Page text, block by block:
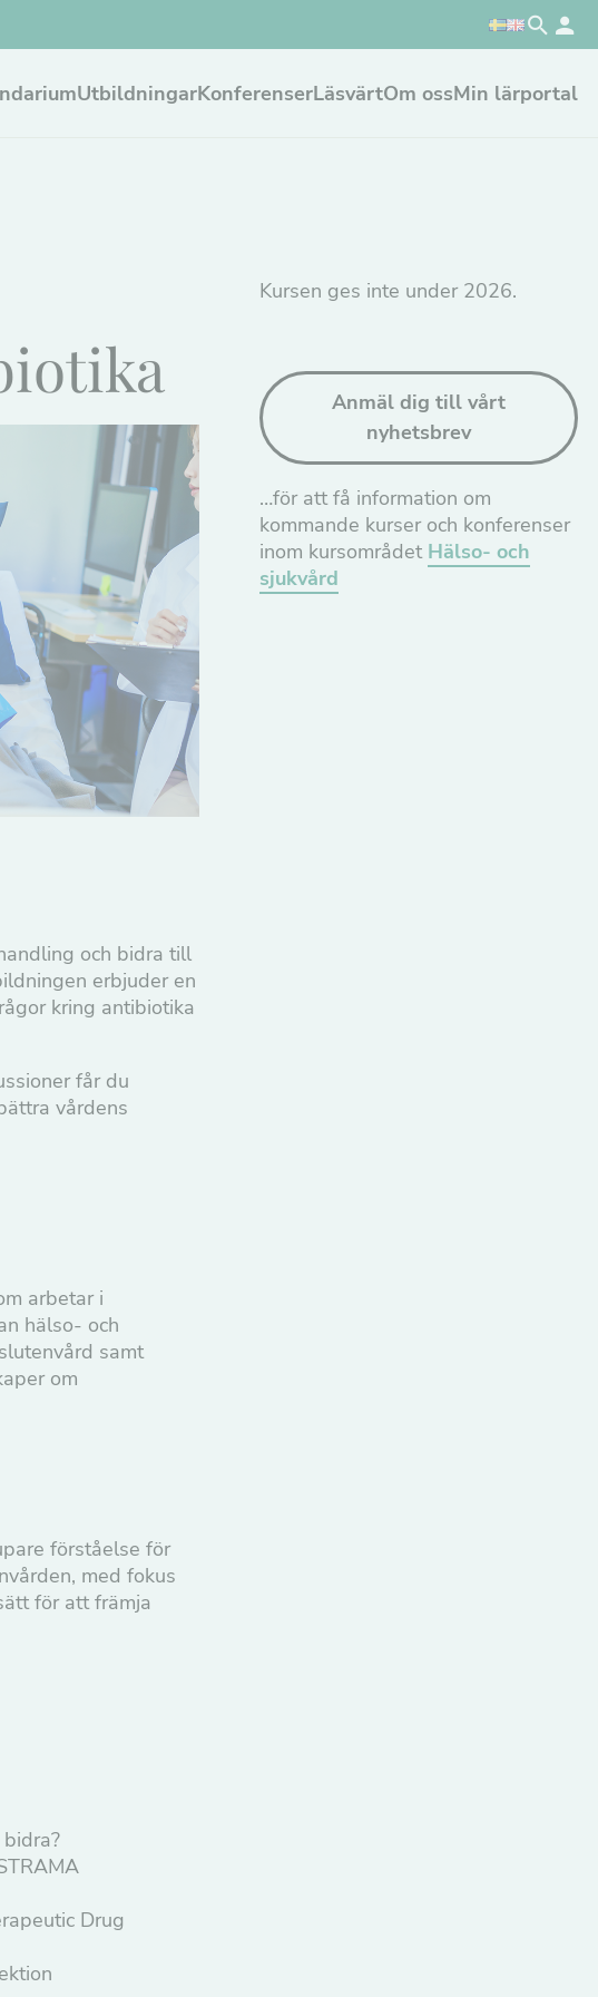
UtbildningarKonferenserLäsvärtOm ossMin lärportal
och bidra till
erbjuder en
kring antibiotika
får du
vårdens
arbetar i
hälso- och
samt
om
förståelse för
med fokus
för att främja
Drug
Kursen ges inte under 2026.
Anmäl dig till vårt
nyhetsbrev
…för att få information om
kommande kurser och konferenser
inom kursområdet Hälso- och
sjukvård